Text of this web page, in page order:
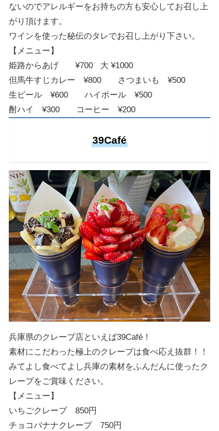
ないのでアレルギーをお持ちの方も安心してお召し上
がり頂けます。
ワインを使った秘伝のタレでお召し上がり下さい。
【メニュー】
姫路からあげ ¥700 大 ¥1000
但馬牛すじカレー ¥800 さつまいも ¥500
生ビール ¥600 ハイボール ¥500
酎ハイ ¥300 コーヒー ¥200
39Café
兵庫県のクレープ店といえば39Café！
素材にこだわった極上のクレープは食べ応え抜群！！
みてよし食べてよし兵庫の素材をふんだんに使ったク
レープをご賞味ください。
【メニュー】
いちごクレープ 850円
チョコバナナクレープ 750円